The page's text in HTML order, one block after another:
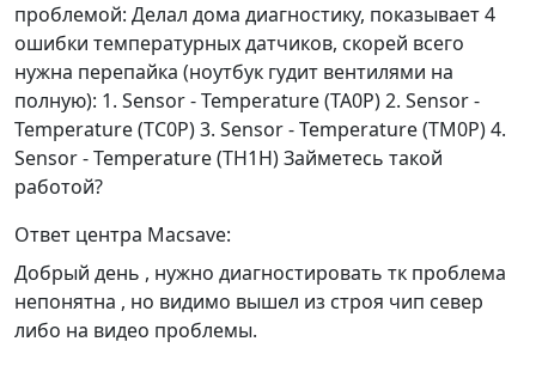
проблемой: Делал дома диагностику, показывает 4
ошибки температурных датчиков, скорей всего
нужна перепайка (ноутбук гудит вентилями на
полную): 1. Sensor - Temperature (TA0P) 2. Sensor -
Temperature (TC0P) 3. Sensor - Temperature (TM0P) 4.
Sensor - Temperature (TH1H) Займетесь такой
работой?
Ответ центра Macsave:
Добрый день , нужно диагностировать тк проблема
непонятна , но видимо вышел из строя чип север
либо на видео проблемы.